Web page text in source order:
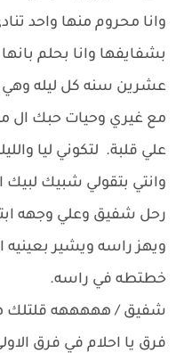
وانا محروم منها واحد
بشفايفها وانا بحلم
عشرين سنه كل ليله وهي
مع غيري وحيات حبك ال
علي قلبة. لتكوني ليا
وانتي بتقولي شبيك لبيك
رحل شفيق وعلي وجهه
ويهز راسه ويشير
خطتطه في راسه.
شفيق / هههههه قلتلك
فرق يا احلام في فرق